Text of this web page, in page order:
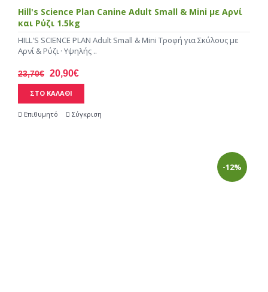
Hill's Science Plan Canine Adult Small & Mini με Αρνί
και Ρύζι 1.5kg
HILL'S SCIENCE PLAN Adult Small & Mini Τροφή για Σκύλους με
Αρνί & Ρύζι · Υψηλής ..
23,70€ 20,90€
ΣΤΟ ΚΑΛΑΘΙ
Επιθυμητό Σύγκριση
-12%